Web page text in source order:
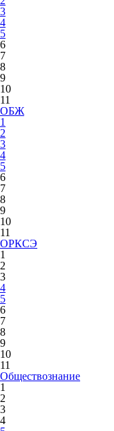
3
4
5
6
7
8
9
10
11
ОБЖ
1
2
3
4
5
6
7
8
9
10
11
ОРКСЭ
1
2
3
4
5
6
7
8
9
10
11
Обществознание
1
2
3
4